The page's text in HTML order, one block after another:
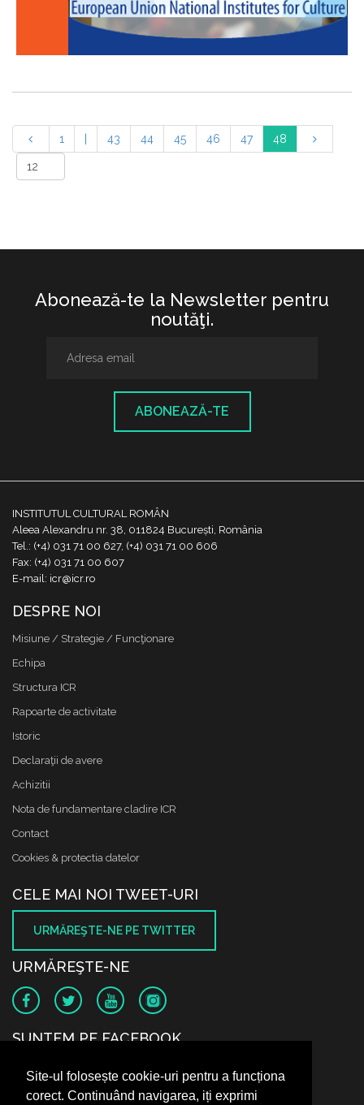
Site-ul folosește cookie-uri pentru a funcționa
corect. Continuând navigarea, iți exprimi
1 43 44 45 46 47 48
Abonează-te la Newsletter pentru
noutăţi.
ABONEAZĂ-TE
INSTITUTUL CULTURAL ROMÂN
Aleea Alexandru nr. 38, 011824 București, România
Tel.: (+4) 031 71 00 627, (+4) 031 71 00 606
Fax: (+4) 031 71 00 607
E-mail: icr@icr.ro
DESPRE NOI
Misiune / Strategie / Funcţionare
Echipa
Structura ICR
Rapoarte de activitate
Istoric
Declaraţii de avere
Achizitii
Nota de fundamentare cladire ICR
Contact
Cookies & protectia datelor
CELE MAI NOI TWEET-URI
URMĂREŞTE-NE PE TWITTER
URMĂREŞTE-NE
SUNTEM PE FACEBOOK